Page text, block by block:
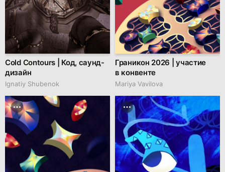
Cold Contours | Код, саунд-
дизайн
Ignatiy Shubenok
Граникон 2026 | участие
в конвенте
Mariya Vavilova